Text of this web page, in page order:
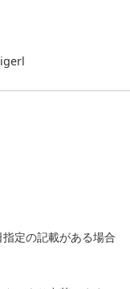
定の記載がある場合